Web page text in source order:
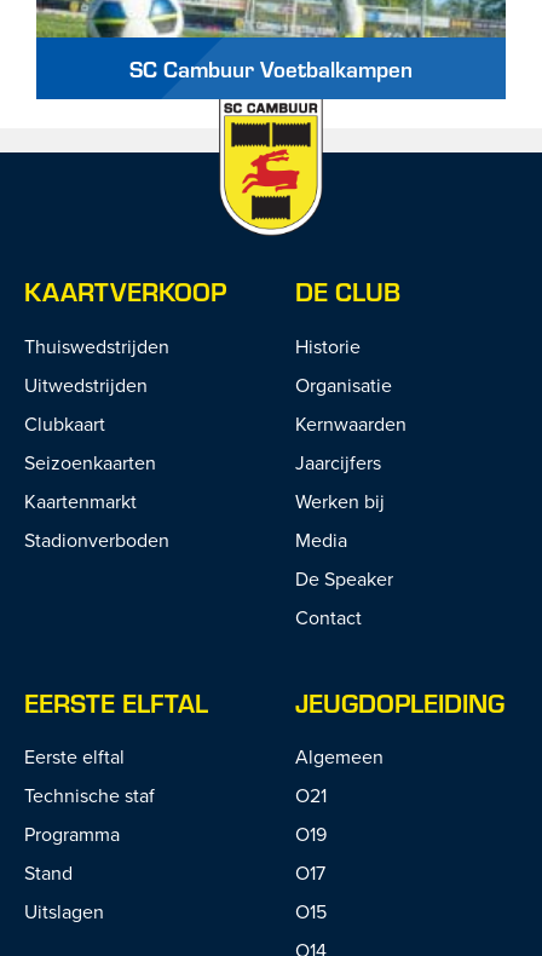
SC Cambuur Voetbalkampen
KAARTVERKOOP
Thuiswedstrijden
Uitwedstrijden
Clubkaart
Seizoenkaarten
Kaartenmarkt
Stadionverboden
DE CLUB
Historie
Organisatie
Kernwaarden
Jaarcijfers
Werken bij
Media
De Speaker
Contact
EERSTE ELFTAL
Eerste elftal
Technische staf
Programma
Stand
Uitslagen
JEUGDOPLEIDING
Algemeen
O21
O19
O17
O15
O14